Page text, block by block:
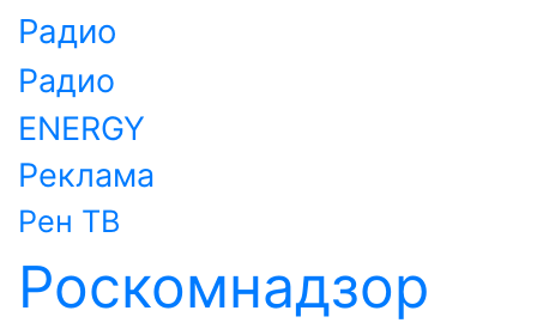
Радио
Радио
ENERGY
Реклама
Рен ТВ
Роскомнадзор